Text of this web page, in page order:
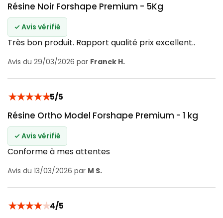
Résine Noir Forshape Premium - 5Kg
✓ Avis vérifié
Très bon produit. Rapport qualité prix excellent..
Avis du 29/03/2026 par Franck H.
★★★★★5/5
Résine Ortho Model Forshape Premium - 1 kg
✓ Avis vérifié
Conforme à mes attentes
Avis du 13/03/2026 par M S.
★★★★★4/5